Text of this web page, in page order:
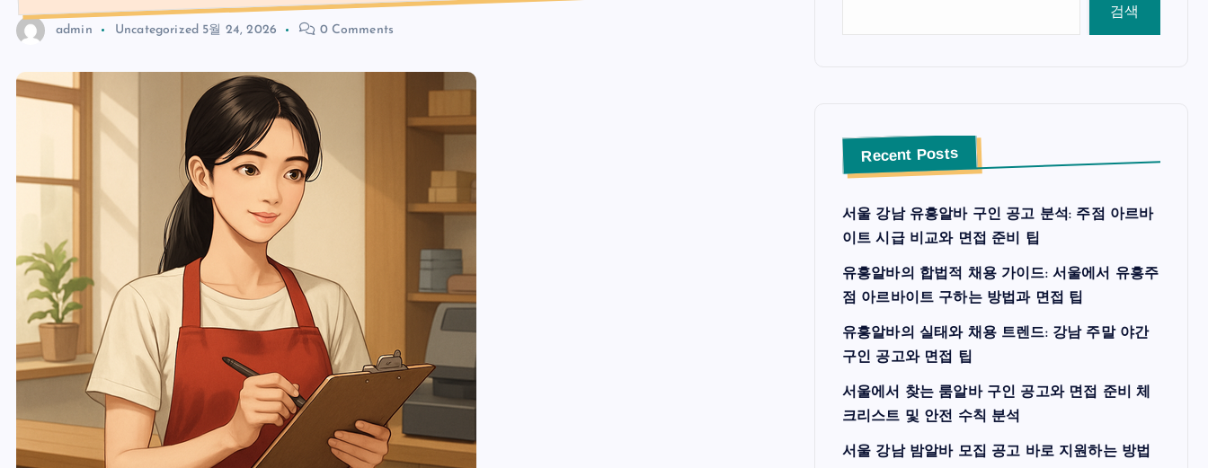
admin Uncategorized 5월 24, 2026 0 Comments
검색
Recent Posts
서울 강남 유흥알바 구인 공고 분석: 주점 아르바
이트 시급 비교와 면접 준비 팁
유흥알바의 합법적 채용 가이드: 서울에서 유흥주
점 아르바이트 구하는 방법과 면접 팁
유흥알바의 실태와 채용 트렌드: 강남 주말 야간
구인 공고와 면접 팁
서울에서 찾는 룸알바 구인 공고와 면접 준비 체
크리스트 및 안전 수칙 분석
서울 강남 밤알바 모집 공고 바로 지원하는 방법